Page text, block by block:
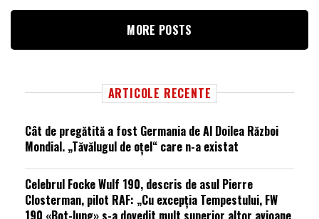
MORE POSTS
ARTICOLE RECENTE
Cât de pregătită a fost Germania de Al Doilea Război
Mondial. „Tăvălugul de oțel“ care n-a existat
Celebrul Focke Wulf 190, descris de asul Pierre
Closterman, pilot RAF: „Cu excepția Tempestului, FW
190 «Bot-lung» s-a dovedit mult superior altor avioane